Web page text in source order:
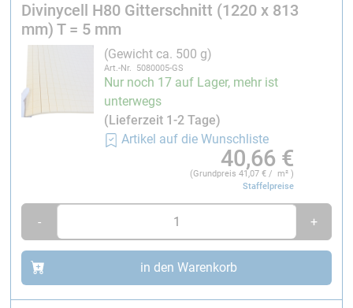
anderem im Bootsbau, Fahrzeugbau,
Windenergieanlagenbau sowie in industriellen
Sandwichkonstruktionen eingesetzt.
Vorteile
Hohe Formbarkeit für gekrümmte Bauteile und
komplexe Formen
Geringes Gewicht bei hoher Steifigkeit im
Einfach und robust in der Verarbeitung
Sehr gut für Handlaminat und
Vakuumpressverfahren geeignet
Tragende Decklagen lassen sich unter Vakuum
zuverlässig verpressen
Faserverbundanwendungen
Divinycell H80 Gitterschnitt (1220 x 813
mm) T = 5 mm
(Gewicht ca. 500 g)
Art.-Nr. 5080005-GS
Nur noch 17 auf Lager, mehr ist
unterwegs
(Lieferzeit 1-2 Tage)
Artikel auf die Wunschliste
40,66 €
(Grundpreis41,07 € / m² )
Staffelpreise
- +
in den Warenkorb